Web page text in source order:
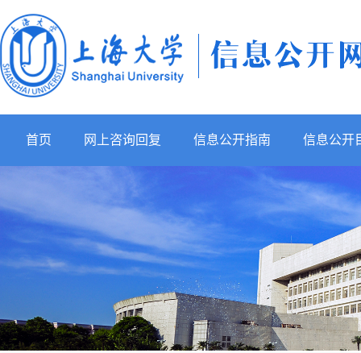
首页 网上咨询回复 信息公开指南 信息公开